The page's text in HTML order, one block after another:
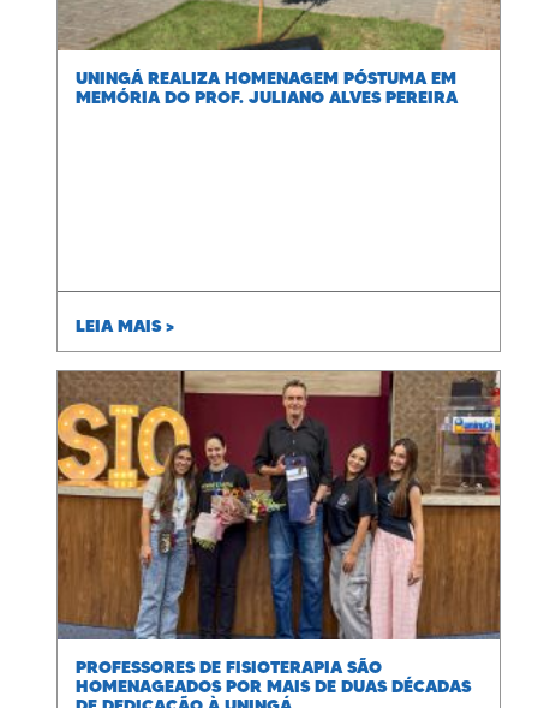
UNINGÁ REALIZA HOMENAGEM PÓSTUMA EM
MEMÓRIA DO PROF. JULIANO ALVES PEREIRA
LEIA MAIS >
PROFESSORES DE FISIOTERAPIA SÃO
HOMENAGEADOS POR MAIS DE DUAS DÉCADAS